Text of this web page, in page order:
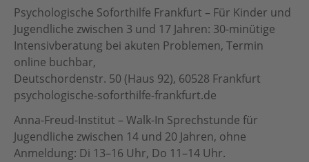
Psychologische Soforthilfe Frankfurt – Für Kinder und
Jugendliche zwischen 3 und 17 Jahren: 30-minütige
Intensivberatung bei akuten Problemen, Termin
online buchbar,
Deutschordenstr. 50 (Haus 92), 60528 Frankfurt
psychologische-soforthilfe-frankfurt.de
Anna-Freud-Institut – Walk-In Sprechstunde für
Jugendliche zwischen 14 und 20 Jahren, ohne
Anmeldung: Di 13–16 Uhr, Do 11–14 Uhr.